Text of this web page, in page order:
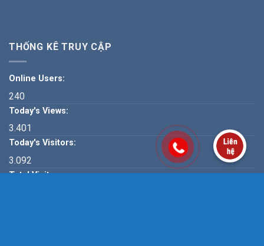
THỐNG KÊ TRUY CẬP
Online Users:
240
Today's Views:
3.401
Today's Visitors:
3.092
Total Visitors: